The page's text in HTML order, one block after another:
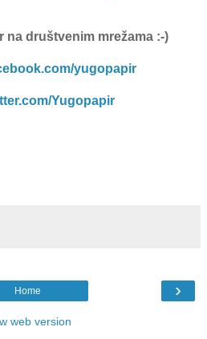
na društvenim mrežama :-)
yugopapir
Yugopapir
›
Home
web version